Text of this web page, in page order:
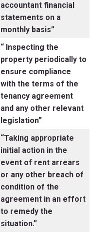
accountant financial
statements on a
monthly basis”
“ Inspecting the
property periodically to
ensure compliance
with the terms of the
tenancy agreement
and any other relevant
legislation”
“Taking appropriate
initial action in the
event of rent arrears
or any other breach of
condition of the
agreement in an effort
to remedy the
situation.”